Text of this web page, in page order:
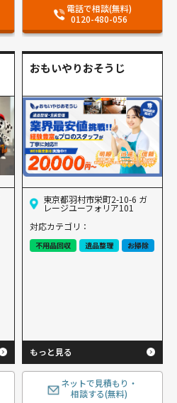
電話で相談(無料)
0120-480-056
おもいやりおそうじ
東京都羽村市栄町2-10-6 ガ
レージユーフォリア101
対応カテゴリ：
不用品回収 遺品整理 お掃除
もっと見る
ネットで見積もり・
相談する(無料)